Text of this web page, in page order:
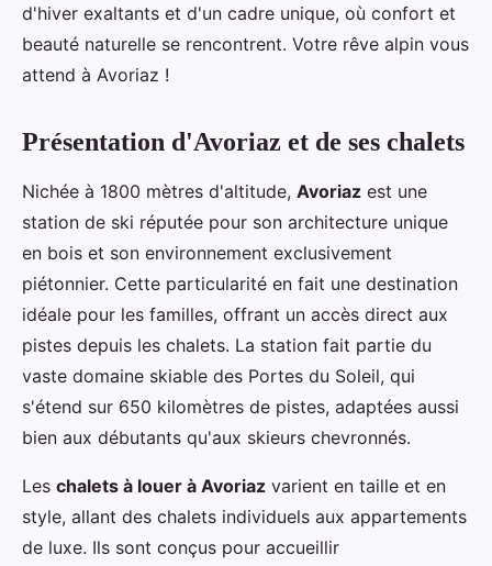
d'hiver exaltants et d'un cadre unique, où confort et
beauté naturelle se rencontrent. Votre rêve alpin vous
attend à Avoriaz !
Présentation d'Avoriaz et de ses chalets
Nichée à 1800 mètres d'altitude, Avoriaz est une
station de ski réputée pour son architecture unique
en bois et son environnement exclusivement
piétonnier. Cette particularité en fait une destination
idéale pour les familles, offrant un accès direct aux
pistes depuis les chalets. La station fait partie du
vaste domaine skiable des Portes du Soleil, qui
s'étend sur 650 kilomètres de pistes, adaptées aussi
bien aux débutants qu'aux skieurs chevronnés.
Les chalets à louer à Avoriaz varient en taille et en
style, allant des chalets individuels aux appartements
de luxe. Ils sont conçus pour accueillir